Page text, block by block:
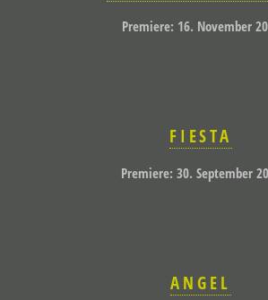
Premiere: 16. November
FIESTA
Premiere: 30. September
ANGEL